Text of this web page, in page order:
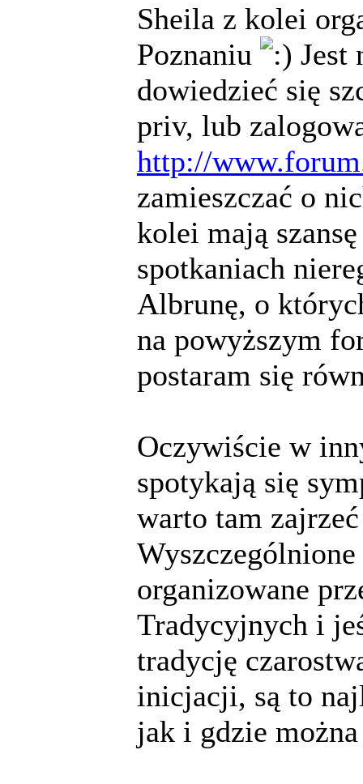
Sheila z kolei
Poznaniu
Jest
dowiedzieć się
priv, lub
http://
zamieszczać o
kolei mają
spotkaniach
Albrunę, o
na powyższym
postaram się
Oczywiście w
spotykają się
warto tam
organizowane
Tradycyjnych i
tradycję
inicjacji, są to
jak i gdzie